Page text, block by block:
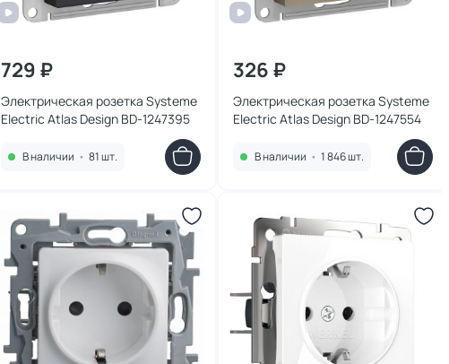
729 ₽
Электрическая розетка Systeme
Electric Atlas Design BD-1247395
В наличии • 81 шт.
326 ₽
Электрическая розетка Systeme
Electric Atlas Design BD-1247554
В наличии • 1 846 шт.